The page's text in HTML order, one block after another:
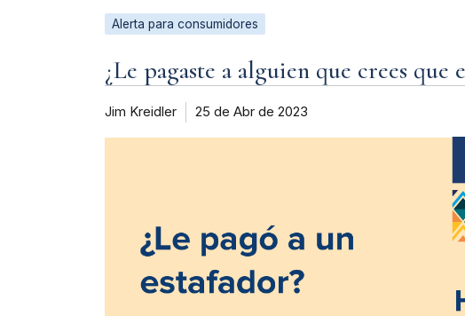
Alerta para consumidores
¿Le pagaste a alguien que crees que
Jim Kreidler 25 de Abr de 2023